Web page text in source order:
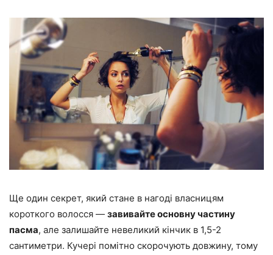
Ще один секрет, який стане в нагоді власницям
короткого волосся — завивайте основну частину
пасма, але залишайте невеликий кінчик в 1,5-2
сантиметри. Кучері помітно скорочують довжину, тому